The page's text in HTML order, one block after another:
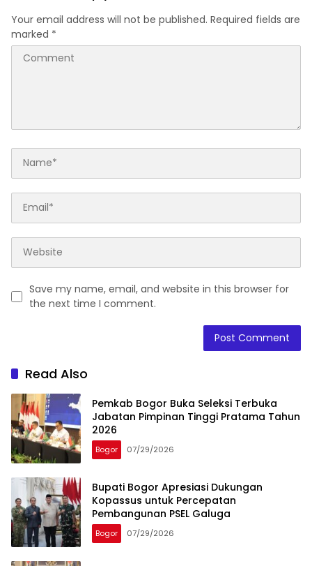
Your email address will not be published. Required fields are
marked *
Save my name, email, and website in this browser for
the next time I comment.
Read Also
Pemkab Bogor Buka Seleksi Terbuka
Jabatan Pimpinan Tinggi Pratama Tahun
2026
Bogor 07/29/2026
Bupati Bogor Apresiasi Dukungan
Kopassus untuk Percepatan
Pembangunan PSEL Galuga
Bogor 07/29/2026